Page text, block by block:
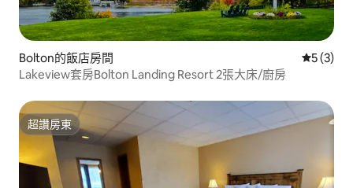
Bolton的飯店房間 從 3 則評
5 (3)
Lakeview套房Bolton Landing Resort 2張大床/廚房
超讚房東
超讚房東